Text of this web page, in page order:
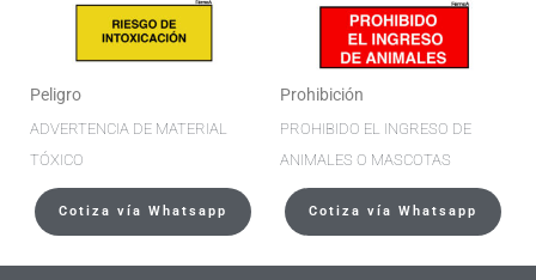
Peligro
ADVERTENCIA DE MATERIAL
TÓXICO
Cotiza vía Whatsapp
Prohibición
PROHIBIDO EL INGRESO DE
ANIMALES O MASCOTAS
Cotiza vía Whatsapp